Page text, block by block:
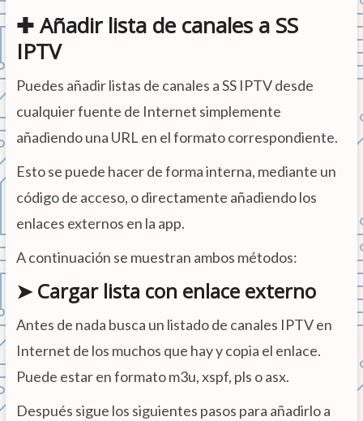
✚ Añadir lista de canales a SS
IPTV
Puedes añadir listas de canales a SS IPTV desde
cualquier fuente de Internet simplemente
añadiendo una URL en el formato correspondiente.
Esto se puede hacer de forma interna, mediante un
código de acceso, o directamente añadiendo los
enlaces externos en la app.
A continuación se muestran ambos métodos:
➤ Cargar lista con enlace externo
Antes de nada busca un listado de canales IPTV en
Internet de los muchos que hay y copia el enlace.
Puede estar en formato m3u, xspf, pls o asx.
Después sigue los siguientes pasos para añadirlo a